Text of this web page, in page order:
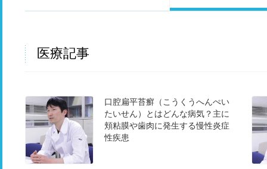
医療記事
口腔扁平苔癬（こうくうへんぺい
たいせん）とはどんな病気？主に
頬粘膜や歯肉に発生する慢性炎症
性疾患